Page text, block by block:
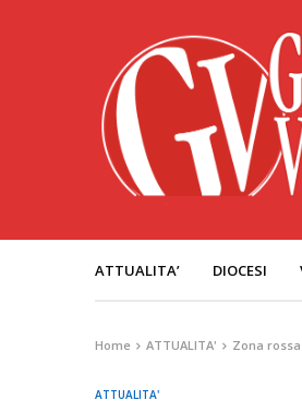
ATTUALITA’ DIOCESI
Home ATTUALITA' Zona
ATTUALITA'